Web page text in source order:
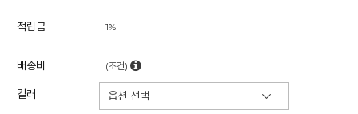
적립금 1%
배송비 (조건)
컬러